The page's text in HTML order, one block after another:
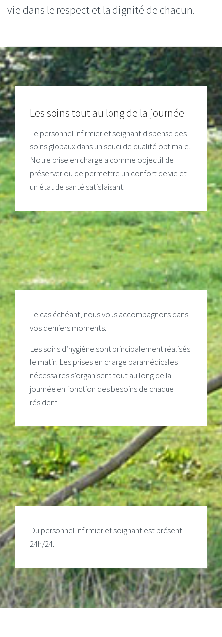
vie dans le respect et la dignité de chacun.
Les soins tout au long de la journée
Le personnel infirmier et soignant dispense des
soins globaux dans un souci de qualité optimale.
Notre prise en charge a comme objectif de
préserver ou de permettre un confort de vie et
un état de santé satisfaisant.
Le cas échéant, nous vous accompagnons dans
vos derniers moments.
Les soins d’hygiène sont principalement réalisés
le matin. Les prises en charge paramédicales
nécessaires s’organisent tout au long de la
journée en fonction des besoins de chaque
résident.
Du personnel infirmier et soignant est présent
24h/24.